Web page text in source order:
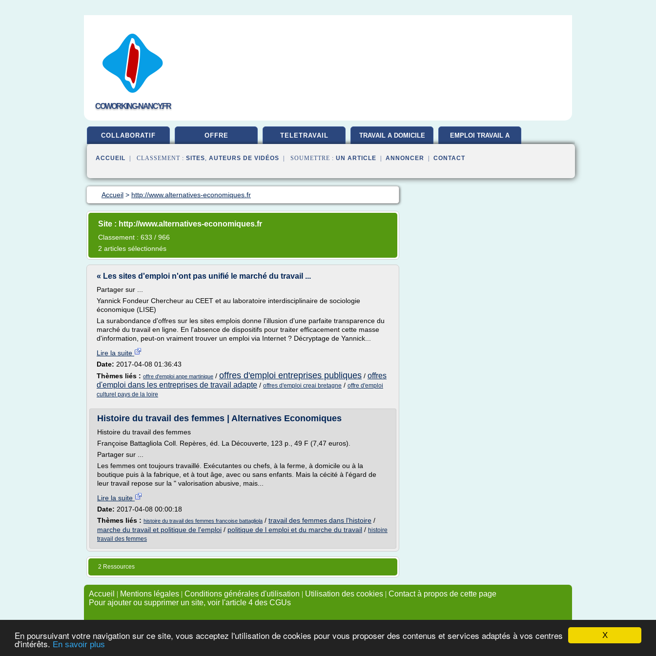
X
En poursuivant votre navigation sur ce site, vous acceptez l'utilisation de cookies pour vous proposer des contenus et services adaptés à vos centres
d'intérêts. En savoir plus
COWORKING-NANCY.FR
COLLABORATIF OFFRE TELETRAVAIL TRAVAIL A DOMICILE EMPLOI TRAVAIL A
ACCUEIL | CLASSEMENT : SITES, AUTEURS DE VIDÉOS | SOUMETTRE : UN ARTICLE ANNONCER CONTACT
Accueil > http://www.alternatives-economiques.fr
Site : http://www.alternatives-economiques.fr
Classement : 633 / 966
2 articles sélectionnés
« Les sites d'emploi n'ont pas unifié le marché du travail ...
Partager sur ...
Yannick Fondeur Chercheur au CEET et au laboratoire interdisciplinaire de sociologie
économique (LISE)
La surabondance d'offres sur les sites emplois donne l'illusion d'une parfaite transparence du
marché du travail en ligne. En l'absence de dispositifs pour traiter efficacement cette masse
d'information, peut-on vraiment trouver un emploi via Internet ? Décryptage de Yannick...
Lire la suite
Date: 2017-04-08 01:36:43
Thèmes liés : offre d'emploi anpe martinique / offres d'emploi entreprises publiques / offres
d'emploi dans les entreprises de travail adapte / offres d'emploi creai bretagne / offre d'emploi
culturel pays de la loire
Histoire du travail des femmes | Alternatives Economiques
Histoire du travail des femmes
Françoise Battagliola Coll. Repères, éd. La Découverte, 123 p., 49 F (7,47 euros).
Partager sur ...
Les femmes ont toujours travaillé. Exécutantes ou chefs, à la ferme, à domicile ou à la
boutique puis à la fabrique, et à tout âge, avec ou sans enfants. Mais la cécité à l'égard de
leur travail repose sur la " valorisation abusive, mais...
Lire la suite
Date: 2017-04-08 00:00:18
Thèmes liés : histoire du travail des femmes francoise battagliola / travail des femmes dans l'histoire /
marche du travail et politique de l'emploi / politique de l emploi et du marche du travail / histoire
travail des femmes
2 Ressources
Accueil | Mentions légales | Conditions générales d'utilisation | Utilisation des cookies | Contact à propos de cette page
Pour ajouter ou supprimer un site, voir l'article 4 des CGUs